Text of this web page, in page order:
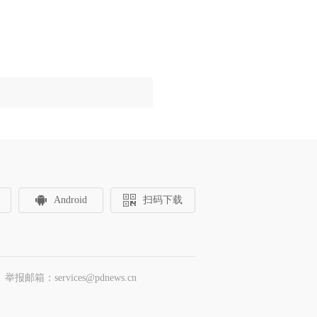
Android 扫码下载
报邮箱：services@pdnews.cn